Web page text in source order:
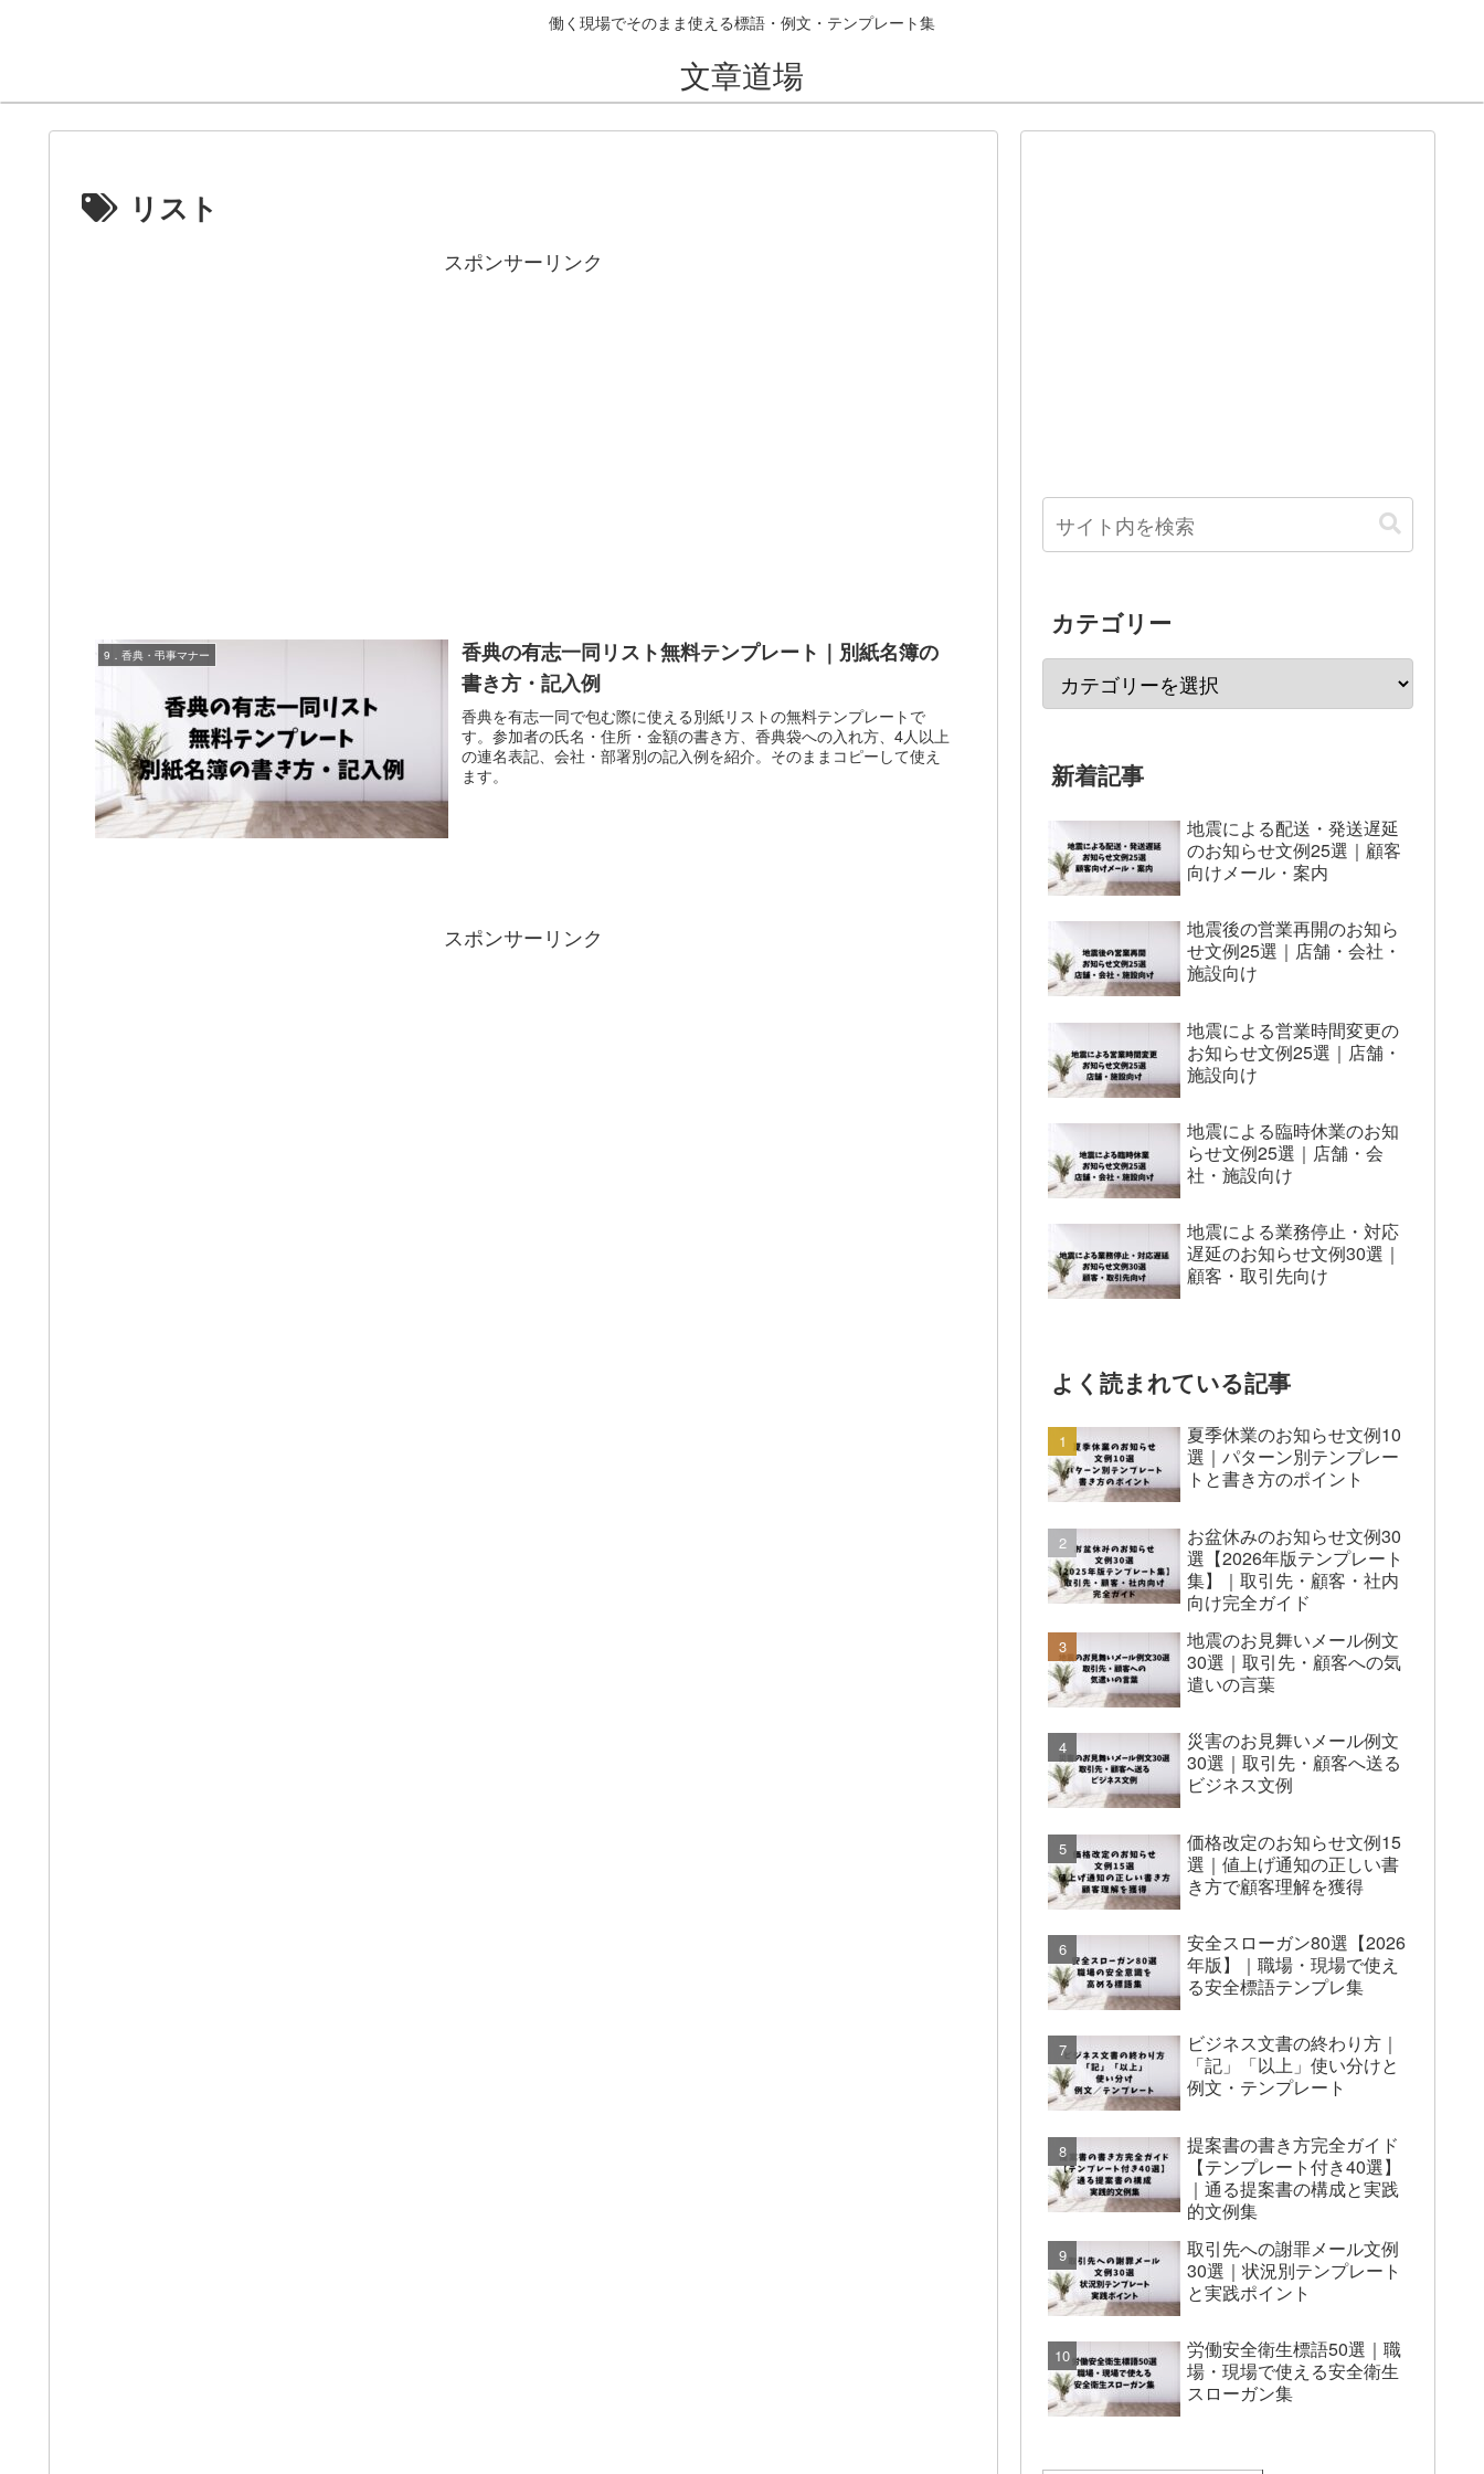
働く現場でそのまま使える標語・例文・テンプレート集
文章道場
リスト
スポンサーリンク
9．香典・弔事マナー
香典の有志一同リスト無料テンプレート｜別紙名簿の
書き方・記入例
香典を有志一同で包む際に使える別紙リストの無料テンプレートで
す。参加者の氏名・住所・金額の書き方、香典袋への入れ方、4人以上
の連名表記、会社・部署別の記入例を紹介。そのままコピーして使え
ます。
スポンサーリンク
カテゴリー
新着記事
地震による配送・発送遅延
のお知らせ文例25選｜顧客
向けメール・案内
地震後の営業再開のお知ら
せ文例25選｜店舗・会社・
施設向け
地震による営業時間変更の
お知らせ文例25選｜店舗・
施設向け
地震による臨時休業のお知
らせ文例25選｜店舗・会
社・施設向け
地震による業務停止・対応
遅延のお知らせ文例30選｜
顧客・取引先向け
よく読まれている記事
夏季休業のお知らせ文例10
選｜パターン別テンプレー
トと書き方のポイント
お盆休みのお知らせ文例30
選【2026年版テンプレート
集】｜取引先・顧客・社内
向け完全ガイド
地震のお見舞いメール例文
30選｜取引先・顧客への気
遣いの言葉
災害のお見舞いメール例文
30選｜取引先・顧客へ送る
ビジネス文例
価格改定のお知らせ文例15
選｜値上げ通知の正しい書
き方で顧客理解を獲得
安全スローガン80選【2026
年版】｜職場・現場で使え
る安全標語テンプレ集
ビジネス文書の終わり方｜
「記」「以上」使い分けと
例文・テンプレート
提案書の書き方完全ガイド
【テンプレート付き40選】
｜通る提案書の構成と実践
的文例集
取引先への謝罪メール文例
30選｜状況別テンプレート
と実践ポイント
労働安全衛生標語50選｜職
場・現場で使える安全衛生
スローガン集